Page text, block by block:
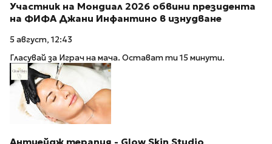
Участник на Мондиал 2026 обвини президента
на ФИФА Джани Инфантино в изнудване
5 август, 12:43
Гласувай за Играч на мача. Остават ти 15 минути.